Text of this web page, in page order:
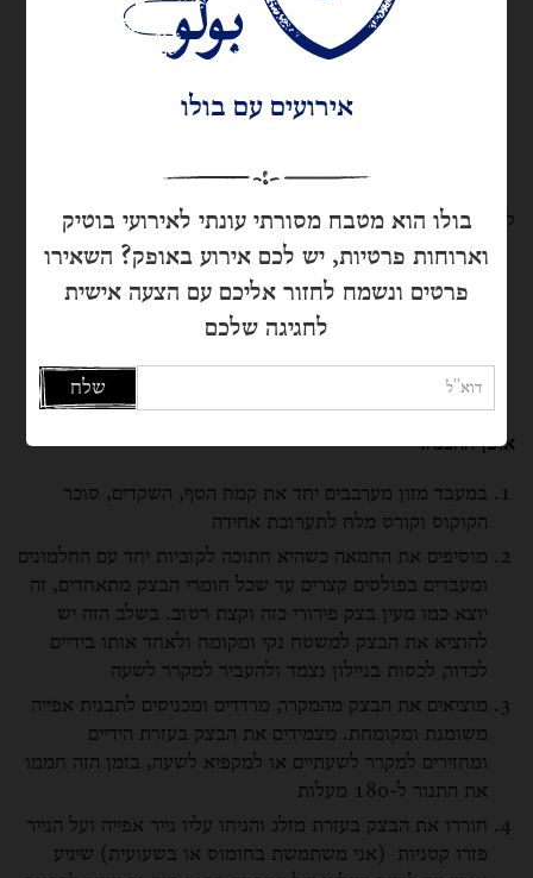
למלית:
100 מ״ל שמנת מתוקה
20 עלי זוטה
אופן ההכנה:
במעבד מזון מערבבים יחד את קמח הטף, השקדים, סוכר
הקוקוס וקורט מלח לתערובת אחידה
מוסיפים את החמאה כשהיא חתוכה לקוביות יחד עם החלמונים
ומעבדים בפולסים קצרים עד שכל חומרי הבצק מתאחדים, זה
יוצא כמו מעין בצק פירורי כזה וקצת רטוב. בשלב הזה יש
להוציא את הבצק למשטח נקי ומקומח ולאחד אותו בידיים
לכדור, לכסות בניילון נצמד ולהעביר למקרר לשעה
מוציאים את הבצק מהמקרר, מרדדים ומכניסים לתבנית אפייה
משומנת ומקומחת. מצמידים את הבצק בעזרת הידיים
ומחזירים למקרר לשעתיים או למקפיא לשעה, בזמן הזה חממו
את התנור ל-180 מעלות
חוררו את הבצק בעזרת מזלג והניחו עליו נייר אפייה ועל הנייר
פזרו קטניות (אני משתמשת בחומוס או בשעועית) שיגיע
אירועים עם בולו
בולו הוא מטבח מסורתי עונתי לאירועי בוטיק
וארוחות פרטיות, יש לכם אירוע באופק? השאירו
פרטים ונשמח לחזור אליכם עם הצעה אישית
לחגיגה שלכם